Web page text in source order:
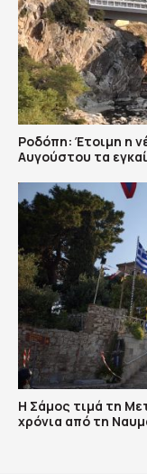
Ροδόπη: Έτοιμη η
Αυγούστου τα
Η Σάμος τιμά τη
χρόνια από τη